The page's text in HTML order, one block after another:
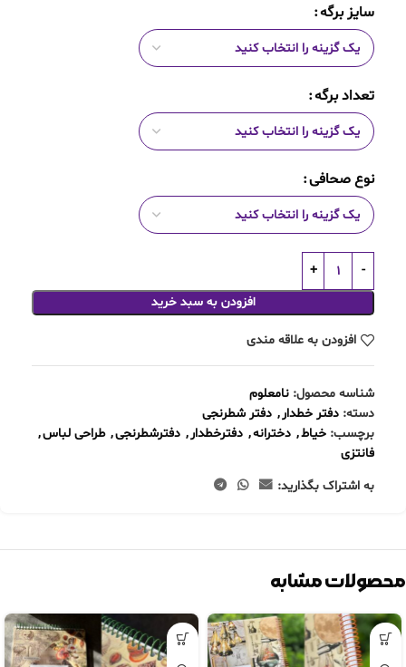
سایز برگه
تعداد برگه
نوع صحافی
افزودن به سبد خرید
افزودن به علاقه مندی
شناسه محصول: نامعلوم
دسته: دفتر خطدار, دفتر شطرنجی
برچسب: خیاط, دخترانه, دفترخطدار, دفترشطرنجی, طراحی لباس,
فانتزی
به اشتراک بگذارید:
محصولات مشابه